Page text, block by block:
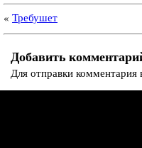
« Требушет
Добавить
Для отправки комментария